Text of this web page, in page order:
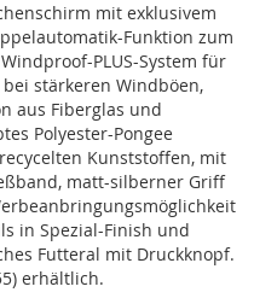
mit exklusivem
Funktion zum
PLUS-System für
stärkeren Windböen,
aus Fiberglas und
Polyester-Pongee
Kunststoffen, mit
matt-silberner Griff
in Spezial-Finish und
Futteral mit Druckknopf.
erhältlich.